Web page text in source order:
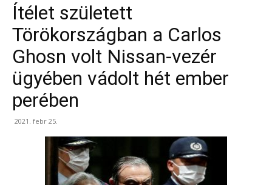
Ítélet született
Törökországban a Carlos
Ghosn volt Nissan-vezér
ügyében vádolt hét ember
perében
2021. febr 25.